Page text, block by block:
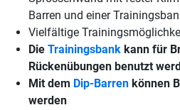
Barren und einer
Vielfältige
Die Trainingsbank kann für
Rückenübungen benutzt
Mit dem Dip-Barren können
werden